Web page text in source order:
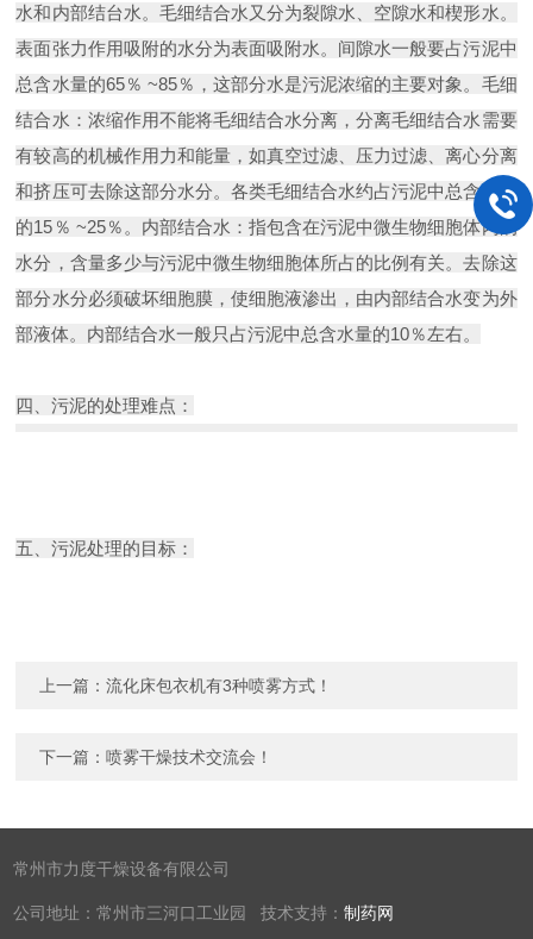
水和内部结台水。毛细结合水又分为裂隙水、空隙水和楔形水。
表面张力作用吸附的水分为表面吸附水。间隙水一般要占污泥中
总含水量的65％ ~85％，这部分水是污泥浓缩的主要对象。毛细
结合水：浓缩作用不能将毛细结合水分离，分离毛细结合水需要
有较高的机械作用力和能量，如真空过滤、压力过滤、离心分离
和挤压可去除这部分水分。各类毛细结合水约占污泥中总含水量
的15％ ~25％。内部结合水：指包含在污泥中微生物细胞体内的
水分，含量多少与污泥中微生物细胞体所占的比例有关。去除这
部分水分必须破坏细胞膜，使细胞液渗出，由内部结合水变为外
部液体。内部结合水一般只占污泥中总含水量的10％左右。
四、污泥的处理难点：
五、污泥处理的目标：
上一篇：流化床包衣机有3种喷雾方式！
下一篇：喷雾干燥技术交流会！
常州市力度干燥设备有限公司
公司地址：常州市三河口工业园 技术支持：制药网